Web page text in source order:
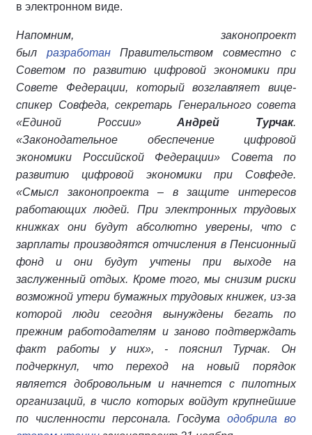
в электронном виде.
Напомним, законопроект
был разработанПравительством совместно с
Советом по развитию цифровой экономики при
Совете Федерации, который возглавляет вице-
спикер Совфеда, секретарь Генерального совета
«Единой России»Андрей Турчак.
«Законодательное обеспечение цифровой
экономики Российской Федерации» Совета по
развитию цифровой экономики при Совфеде.
«Смысл законопроекта – в защите интересов
работающих людей. При электронных трудовых
книжках они будут абсолютно уверены, что с
зарплаты производятся отчисления в Пенсионный
фонд и они будут учтены при выходе на
заслуженный отдых. Кроме того, мы снизим риски
возможной утери бумажных трудовых книжек, из-за
которой люди сегодня вынуждены бегать по
прежним работодателям и заново подтверждать
факт работы у них», - пояснил Турчак. Он
подчеркнул, что переход на новый порядок
является добровольным и начнется с пилотных
организаций, в число которых войдут крупнейшие
по численности персонала. Госдумаодобрила во